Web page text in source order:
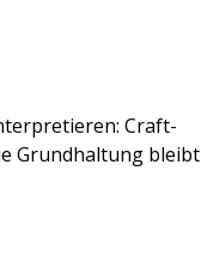
Craft-
Grundhaltung bleibt